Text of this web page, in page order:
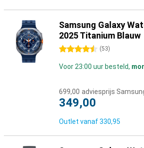
Samsung Galaxy
2025 Titanium Blauw
4.5 sterren (53)
Voor 23:00 uur besteld,
699,00 adviesprijs
349,00
Outlet vanaf330,95